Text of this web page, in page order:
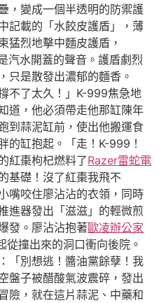
，變成一個半透明的防禦護
記載的「水餃皮護盾」，薄
猛烈地擊中麵皮護盾，
汽水開蓋的聲音。護盾劇烈
只是散發出濃郁的麵香。
不了太久！」K-999焦急地
道，他必須帶走他那缸陳年
到蒜泥缸前，使出他搬運食
的缸抱起。「走！K-999！
紅棗枸杞燃料了Razer雷蛇電
基礎！沒了紅棗我飛不
嘴咬住廖沾沾的衣領，同時
進器發出「滋滋」的輕微煎
發。廖沾沾抱著歐凌辦公家
撞出來的洞口衝向後院。
「別想逃！醬油黨餘孽！我
盤子被醋酸氣波震碎，發出
險，就在這片蒜泥、中藥和